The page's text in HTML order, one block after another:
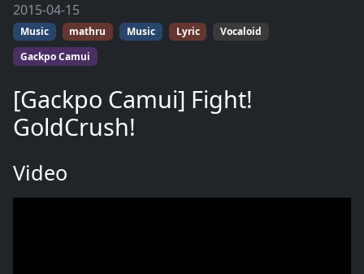
2015-04-15
Music mathru Music Lyric
Vocaloid
Gackpo Camui
[Gackpo Camui] Fight!
GoldCrush!
Video